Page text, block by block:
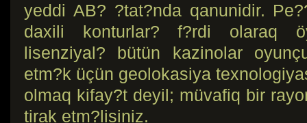
yeddi AB? ?tat?nda qanunidir.
daxili konturlar? f?rdi olaraq
lisenziyal? bütün kazinolar
etm?k üçün geolokasiya
olmaq kifay?t deyil; müvafiq bir
tirak etm?lisiniz.